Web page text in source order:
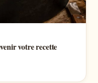
votre recette